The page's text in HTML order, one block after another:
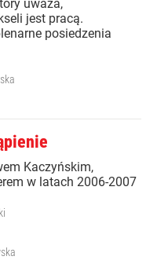
uważa,
jest pracą.
posiedzenia
Kaczyńskim,
w latach 2006-2007